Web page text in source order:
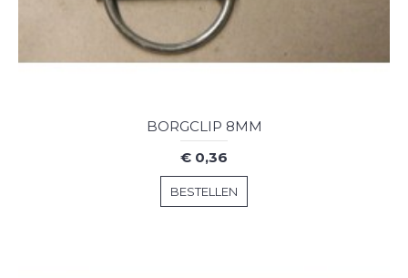
BORGCLIP 8MM
€ 0,36
BESTELLEN